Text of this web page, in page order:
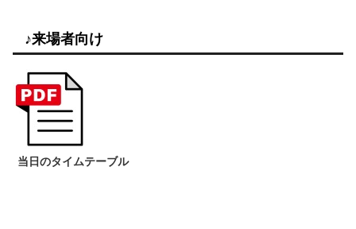
♪来場者向け
当日のタイムテーブル